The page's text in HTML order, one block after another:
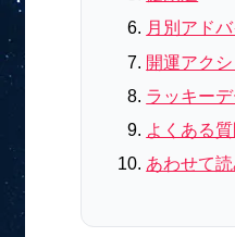
月別アド
開運アク
ラッキー
よくある質
あわせて